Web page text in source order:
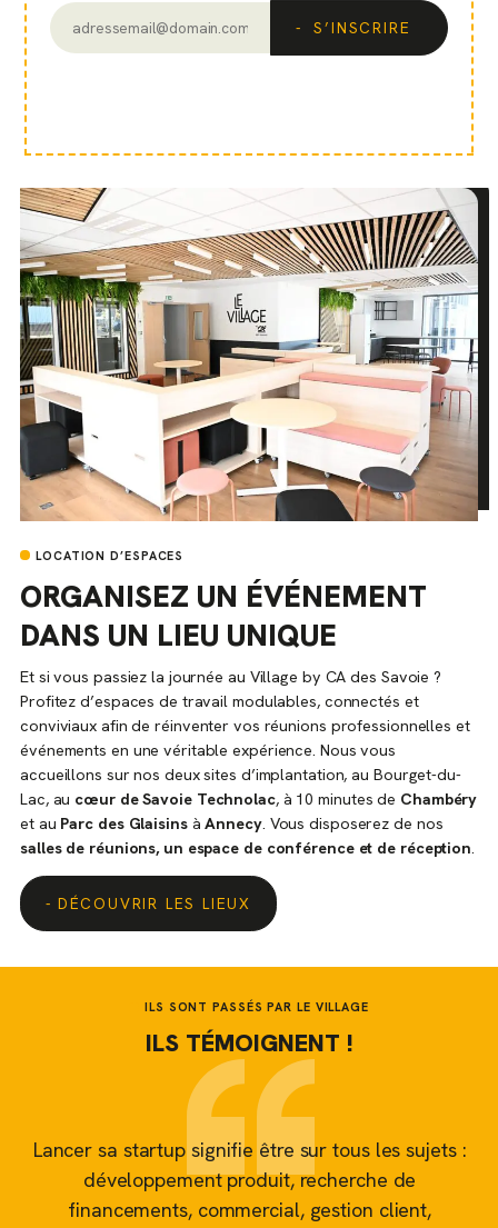
S’INSCRIRE
LOCATION D’ESPACES
ORGANISEZ UN ÉVÉNEMENT
DANS UN LIEU UNIQUE
Et si vous passiez la journée au Village by CA des Savoie ?
Profitez d’espaces de travail modulables, connectés et
conviviaux afin de réinventer vos réunions professionnelles et
événements en une véritable expérience. Nous vous
accueillons sur nos deux sites d’implantation, au Bourget-du-
Lac, au cœur de Savoie Technolac, à 10 minutes de Chambéry
et au Parc des GlaisinsàAnnecy. Vous disposerez de nos
salles de réunions, un espace de conférence et de réception.
DÉCOUVRIR LES LIEUX
ILS SONT PASSÉS PAR LE VILLAGE
ILS TÉMOIGNENT !
Lancer sa startup signifie être sur tous les sujets :
développement produit, recherche de
financements, commercial, gestion client,